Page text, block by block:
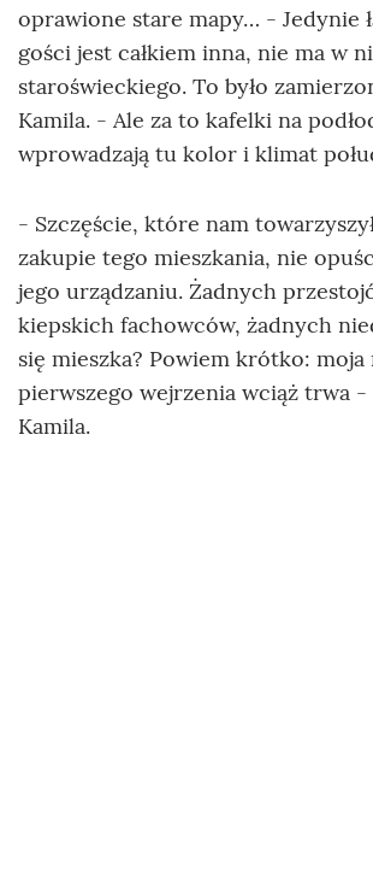
oprawione stare mapy… - Jedynie
gości jest całkiem inna, nie ma w
staroświeckiego. To było
Kamila. - Ale za to kafelki na
wprowadzają tu kolor i klimat
- Szczęście, które nam
zakupie tego mieszkania, nie
jego urządzaniu. Żadnych
kiepskich fachowców, żadnych
się mieszka? Powiem krótko: moja
pierwszego wejrzenia wciąż trwa -
Kamila.